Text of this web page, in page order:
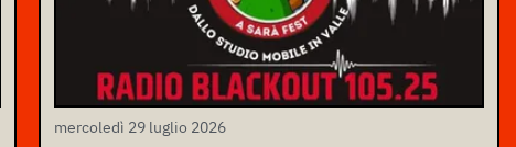
mercoledì 29 luglio 2026